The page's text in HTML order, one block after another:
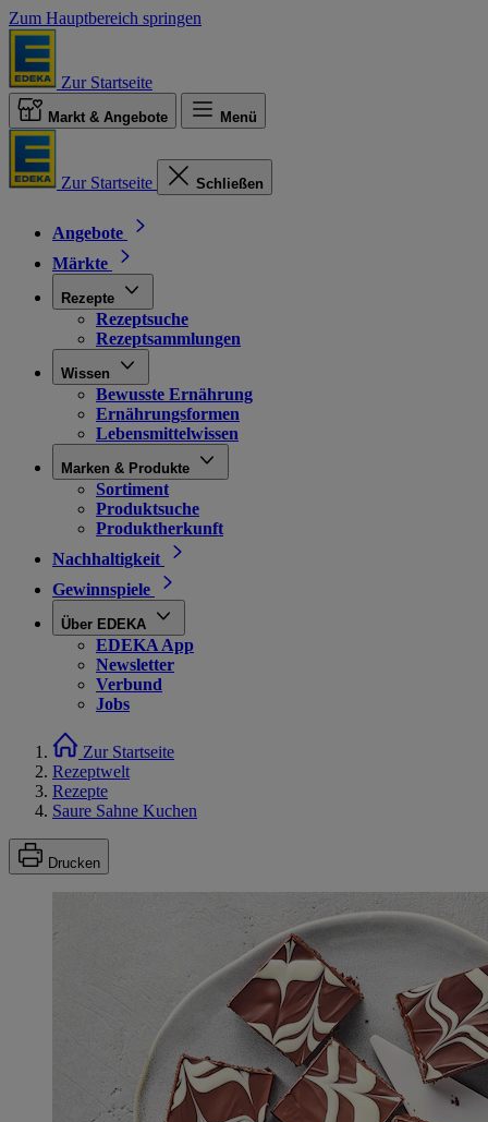
Zum Hauptbereich springen
Zur Startseite
Markt & Angebote Menü
Zur Startseite Schließen
Angebote
Märkte
Rezepte
Rezeptsuche
Rezeptsammlungen
Wissen
Bewusste Ernährung
Ernährungsformen
Lebensmittelwissen
Marken & Produkte
Sortiment
Produktsuche
Produktherkunft
Nachhaltigkeit
Gewinnspiele
Über EDEKA
EDEKA App
Newsletter
Verbund
Jobs
Zur Startseite
Rezeptwelt
Rezepte
Saure Sahne Kuchen
Drucken